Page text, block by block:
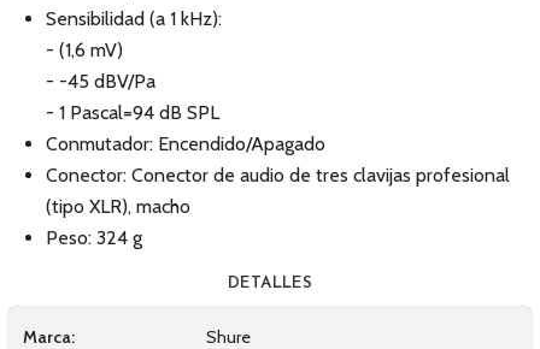
Sensibilidad (a 1 kHz):
- (1,6 mV)
- -45 dBV/Pa
- 1 Pascal=94 dB SPL
Conmutador: Encendido/Apagado
Conector: Conector de audio de tres clavijas profesional
(tipo XLR), macho
Peso: 324 g
DETALLES
Marca: Shure